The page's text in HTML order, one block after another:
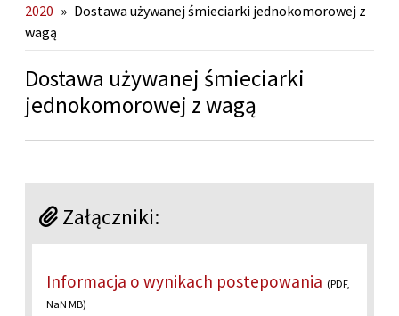
2020 » Dostawa używanej śmieciarki jednokomorowej z
wagą
Dostawa używanej śmieciarki
jednokomorowej z wagą
Załączniki:
Informacja o wynikach postepowania (PDF,
NaN MB)